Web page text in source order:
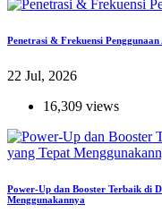
Penetrasi & Frekuensi
22 Jul, 2026
16,309 views
Power-Up dan Booster Terbaik di
Menggunakannya